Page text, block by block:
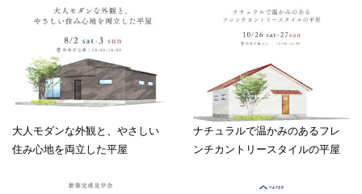
大人モダンな外観と、やさしい
住み心地を両立した平屋
ナチュラルで温かみのあるフレ
ンチカントリースタイルの平屋